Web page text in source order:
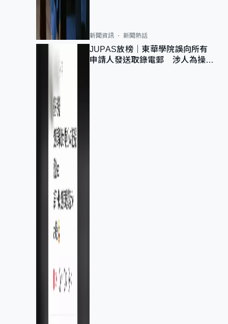
新聞資訊 新聞熱話
JUPAS放榜｜東華學院誤向所有
申請人發送取錄電郵 涉人為操作